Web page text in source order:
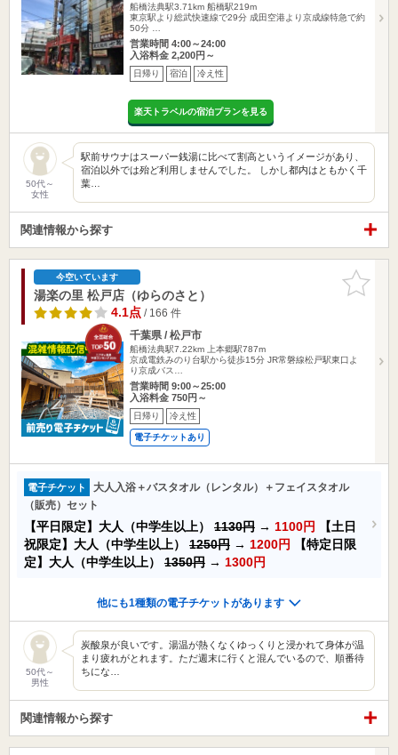
船橋法典駅3.71km 船橋駅219m
東京駅より総武快速線で29分 成田空港より京成線特急で約
50分 …
営業時間 4:00～24:00
入浴料金 2,200円～
日帰り 宿泊 冷え性
楽天トラベルの宿泊プランを見る
50代～
女性
駅前サウナはスーパー銭湯に比べて割高というイメージがあり、
宿泊以外では殆ど利用しませんでした。 しかし都内はともかく千
葉…
関連情報から探す
お気に入
りに追加
今空いています
湯楽の里 松戸店（ゆらのさと）
4.1点/ 166 件
千葉県 / 松戸市
船橋法典駅7.22km
上本郷駅787m
京成電鉄みのり台駅から徒歩15分 JR常磐線松戸駅東口よ
り京成バス…
営業時間 9:00～25:00
入浴料金 750円～
日帰り 冷え性
電子チケットあり
電子チケット
大人入浴＋バスタオル（レンタル）＋フェイスタオル
（販売）セット
【平日限定】大人（中学生以上） 1130円 → 1100円
【土日
祝限定】大人（中学生以上） 1250円 → 1200円
【特定日限
定】大人（中学生以上） 1350円 → 1300円
他にも1種類の電子チケットがあります
50代～
男性
炭酸泉が良いです。湯温が熱くなくゆっくりと浸かれて身体が温
まり疲れがとれます。ただ週末に行くと混んでいるので、順番待
ちにな…
関連情報から探す